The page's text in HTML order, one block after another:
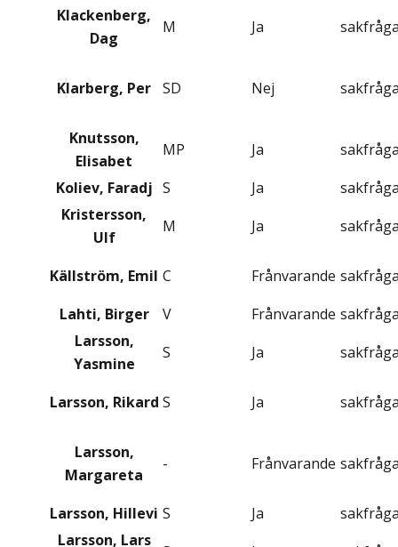
Klackenberg,
Dag
M Ja
Klarberg, Per SD Nej
Knutsson,
Elisabet
MP Ja
Koliev, Faradj S Ja
Kristersson,
Ulf
M Ja
Källström, Emil C Frånvarande
Lahti, Birger
V Frånvarande
Larsson,
Yasmine
S Ja
Larsson, Rikard S Ja
Larsson,
Margareta
- Frånvarande
Larsson, Hillevi S Ja
Larsson, Lars